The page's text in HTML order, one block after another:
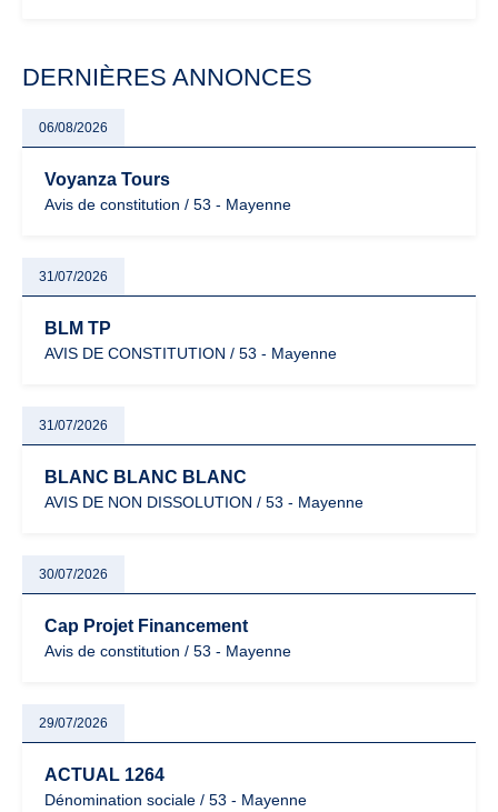
DERNIÈRES ANNONCES
06/08/2026
Voyanza Tours
Avis de constitution / 53 - Mayenne
31/07/2026
BLM TP
AVIS DE CONSTITUTION / 53 - Mayenne
31/07/2026
BLANC BLANC BLANC
AVIS DE NON DISSOLUTION / 53 - Mayenne
30/07/2026
Cap Projet Financement
Avis de constitution / 53 - Mayenne
29/07/2026
ACTUAL 1264
Dénomination sociale / 53 - Mayenne